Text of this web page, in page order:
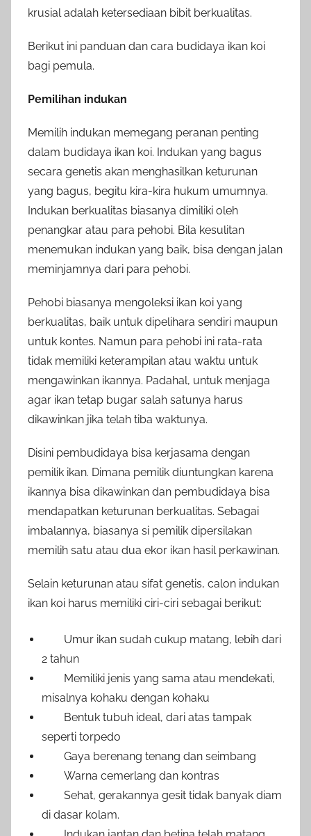
krusial adalah ketersediaan bibit berkualitas.
Berikut ini panduan dan cara budidaya ikan koi
bagi pemula.
Pemilihan indukan
Memilih indukan memegang peranan penting
dalam budidaya ikan koi. Indukan yang bagus
secara genetis akan menghasilkan keturunan
yang bagus, begitu kira-kira hukum umumnya.
Indukan berkualitas biasanya dimiliki oleh
penangkar atau para pehobi. Bila kesulitan
menemukan indukan yang baik, bisa dengan jalan
meminjamnya dari para pehobi.
Pehobi biasanya mengoleksi ikan koi yang
berkualitas, baik untuk dipelihara sendiri maupun
untuk kontes. Namun para pehobi ini rata-rata
tidak memiliki keterampilan atau waktu untuk
mengawinkan ikannya. Padahal, untuk menjaga
agar ikan tetap bugar salah satunya harus
dikawinkan jika telah tiba waktunya.
Disini pembudidaya bisa kerjasama dengan
pemilik ikan. Dimana pemilik diuntungkan karena
ikannya bisa dikawinkan dan pembudidaya bisa
mendapatkan keturunan berkualitas. Sebagai
imbalannya, biasanya si pemilik dipersilakan
memilih satu atau dua ekor ikan hasil perkawinan.
Selain keturunan atau sifat genetis, calon indukan
ikan koi harus memiliki ciri-ciri sebagai berikut:
Umur ikan sudah cukup matang, lebih dari
2 tahun
Memiliki jenis yang sama atau mendekati,
misalnya kohaku dengan kohaku
Bentuk tubuh ideal, dari atas tampak
seperti torpedo
Gaya berenang tenang dan seimbang
Warna cemerlang dan kontras
Sehat, gerakannya gesit tidak banyak diam
di dasar kolam.